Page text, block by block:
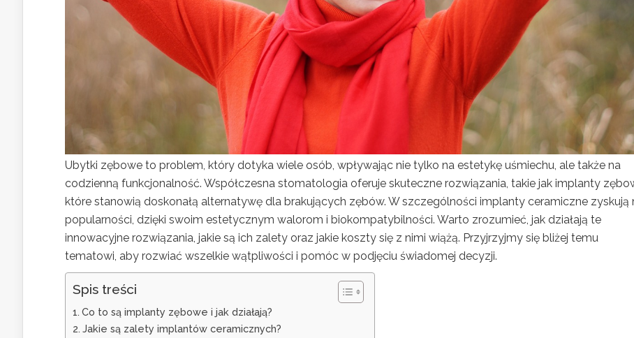
Ubytki zębowe to problem, który dotyka wiele osób, wpływając nie tylko na estetykę uśmiechu, ale także na
codzienną funkcjonalność. Współczesna stomatologia oferuje skuteczne rozwiązania, takie jak implanty
które stanowią doskonałą alternatywę dla brakujących zębów. W szczególności implanty ceramiczne zyskują
popularności, dzięki swoim estetycznym walorom i biokompatybilności. Warto zrozumieć, jak działają te
innowacyjne rozwiązania, jakie są ich zalety oraz jakie koszty się z nimi wiążą. Przyjrzyjmy się bliżej temu
tematowi, aby rozwiać wszelkie wątpliwości i pomóc w podjęciu świadomej decyzji.
Spis treści
Co to są implanty zębowe i jak działają?
Jakie są zalety implantów ceramicznych?